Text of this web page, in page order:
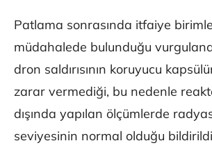
Patlama sonrasında itfaiye
müdahalede bulunduğu
dron saldırısının koruyucu
zarar vermediği, bu nedenle
dışında yapılan ölçümlerde
seviyesinin normal olduğu